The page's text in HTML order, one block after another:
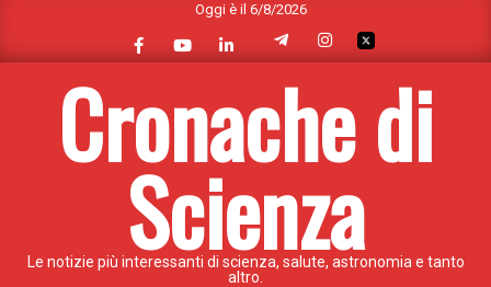
content
Oggi è il 6/8/2026
Cronache di
Scienza
Le notizie più interessanti di scienza, salute, astronomia e tanto
altro.